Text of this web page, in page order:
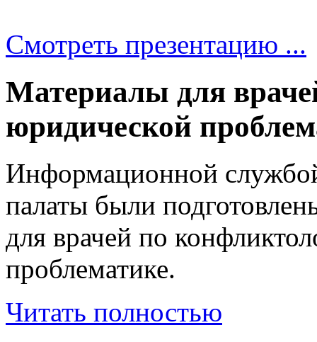
Смотреть презентацию ...
Материалы для
юридической
Информационной
палаты были
для врачей по
проблематике.
Читать полностью